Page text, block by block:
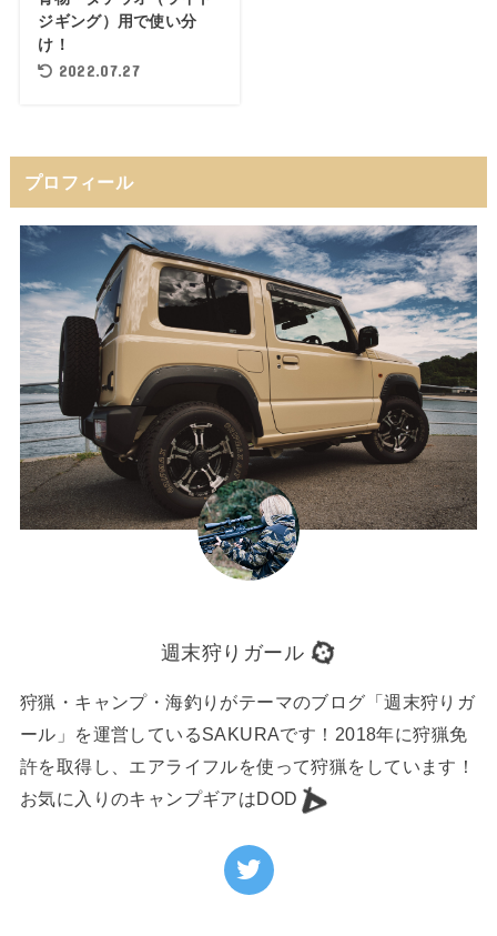
ジギング）用で使い分
け！
2022.07.27
プロフィール
週末狩りガール
狩猟・キャンプ・海釣りがテーマのブログ「週末狩りガ
ール」を運営しているSAKURAです！2018年に狩猟免
許を取得し、エアライフルを使って狩猟をしています！
お気に入りのキャンプギアはDOD